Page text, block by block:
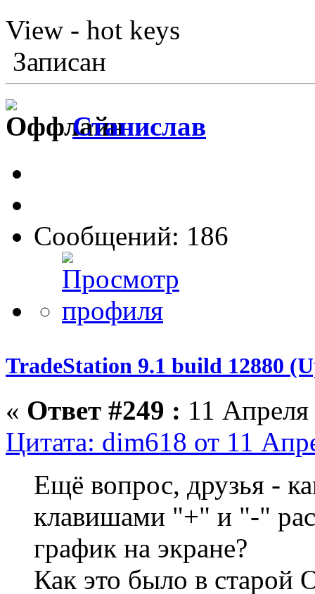
View - hot keys
Записан
Станислав
Сообщений: 186
TradeStation 9.1 build 12880
« Ответ #249 : 11
Цитата: dim618 от 11
Ещё вопрос, друзья -
клавишами "+" и "-"
график на экране?
Как это было в старой